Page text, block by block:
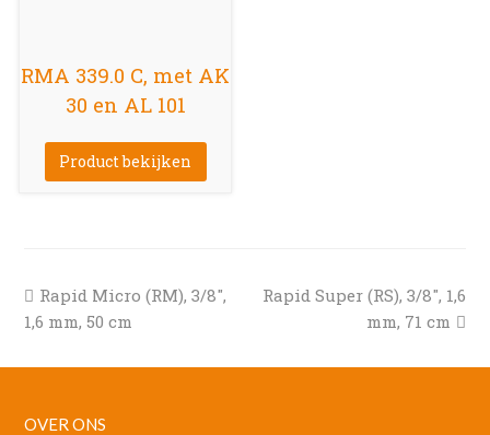
RMA 339.0 C, met AK
30 en AL 101
Product bekijken
previous
post:
Rapid Micro (RM), 3/8″,
1,6 mm, 50 cm
next
Rapid Super (RS), 3/8″, 1,6
mm, 71 cm
OVER ONS